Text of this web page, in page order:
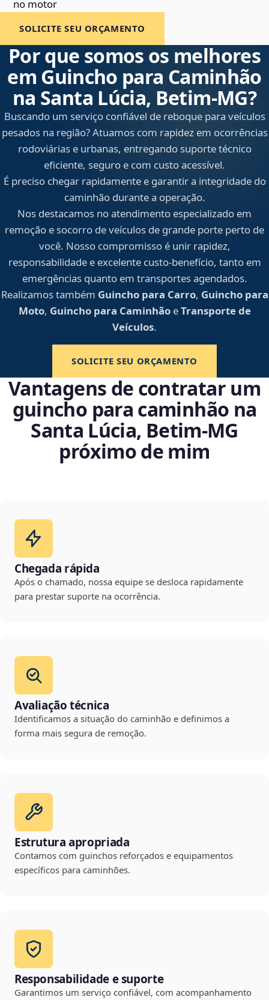
no motor
SOLICITE SEU ORÇAMENTO
Por que somos os melhores
em Guincho para Caminhão
na Santa Lúcia, Betim‑MG?
Buscando um serviço confiável de reboque para veículos
pesados na região? Atuamos com rapidez em ocorrências
rodoviárias e urbanas, entregando suporte técnico
eficiente, seguro e com custo acessível.
É preciso chegar rapidamente e garantir a integridade do
caminhão durante a operação.
Nos destacamos no atendimento especializado em
remoção e socorro de veículos de grande porte perto de
você. Nosso compromisso é unir rapidez,
responsabilidade e excelente custo-benefício, tanto em
emergências quanto em transportes agendados.
Realizamos também Guincho para Carro, Guincho para
Moto, Guincho para CaminhãoeTransporte de
Veículos.
SOLICITE SEU ORÇAMENTO
Vantagens de contratar um
guincho para caminhão na
Santa Lúcia, Betim‑MG
próximo de mim
Chegada rápida
Após o chamado, nossa equipe se desloca rapidamente
para prestar suporte na ocorrência.
Avaliação técnica
Identificamos a situação do caminhão e definimos a
forma mais segura de remoção.
Estrutura apropriada
Contamos com guinchos reforçados e equipamentos
específicos para caminhões.
Responsabilidade e suporte
Garantimos um serviço confiável, com acompanhamento